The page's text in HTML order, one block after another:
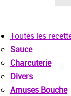
Toutes les
Sauce
Charcuterie
Divers
Amuses Bouche